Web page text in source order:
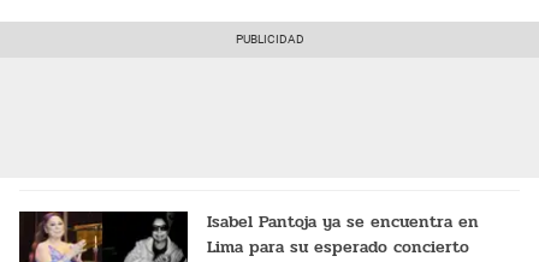
Isabel Pantoja ya se encuentra en
Lima para su esperado concierto